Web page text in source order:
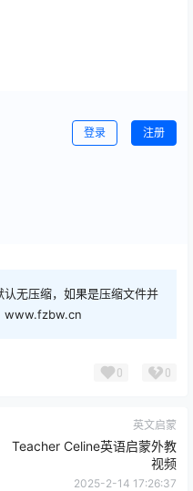
登录 注册
无压缩，如果是压缩文件并
www.fzbw.cn
0 0
英文启蒙
Teacher Celine英语启蒙外教
视频
2025-2-14 17:26:37